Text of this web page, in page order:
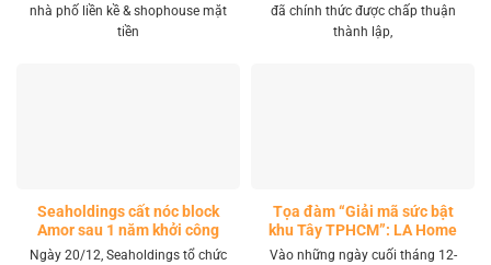
nhà phố liền kề & shophouse mặt
tiền
đã chính thức được chấp thuận
thành lập,
Seaholdings cất nóc block
Amor sau 1 năm khởi công
Ngày 20/12, Seaholdings tổ chức
Tọa đàm “Giải mã sức bật
khu Tây TPHCM”: LA Home
khai mở tọa độ đầu tư mới
Vào những ngày cuối tháng 12-